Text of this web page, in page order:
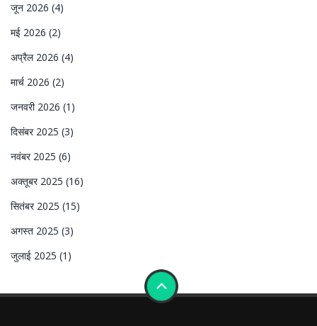
जून 2026 (4)
मई 2026 (2)
अप्रैल 2026 (4)
मार्च 2026 (2)
जनवरी 2026 (1)
दिसंबर 2025 (3)
नवंबर 2025 (6)
अक्तूबर 2025 (16)
सितंबर 2025 (15)
अगस्त 2025 (3)
जुलाई 2025 (1)